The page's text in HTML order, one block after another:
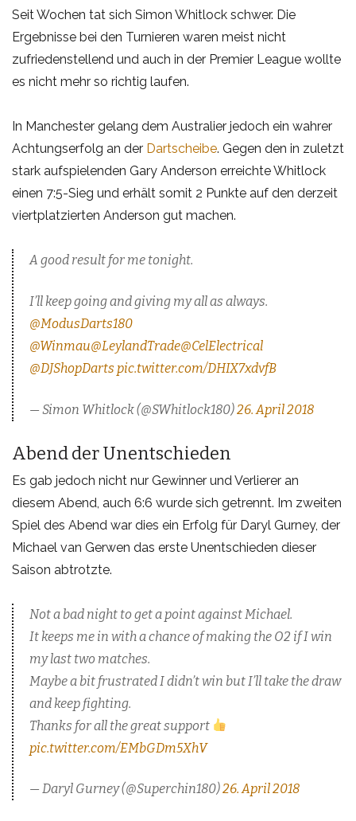
Seit Wochen tat sich Simon Whitlock schwer. Die
Ergebnisse bei den Turnieren waren meist nicht
zufriedenstellend und auch in der Premier League wollte
es nicht mehr so richtig laufen.
In Manchester gelang dem Australier jedoch ein wahrer
Achtungserfolg an der Dartscheibe. Gegen den in zuletzt
stark aufspielenden Gary Anderson erreichte Whitlock
einen 7:5-Sieg und erhält somit 2 Punkte auf den derzeit
viertplatzierten Anderson gut machen.
A good result for me tonight.
I’ll keep going and giving my all as always.
@ModusDarts180
@Winmau@LeylandTrade@CelElectrical
@DJShopDarts pic.twitter.com/DHIX7xdvfB
— Simon Whitlock (@SWhitlock180)26. April 2018
Abend der Unentschieden
Es gab jedoch nicht nur Gewinner und Verlierer an
diesem Abend, auch 6:6 wurde sich getrennt. Im zweiten
Spiel des Abend war dies ein Erfolg für Daryl Gurney, der
Michael van Gerwen das erste Unentschieden dieser
Saison abtrotzte.
Not a bad night to get a point against Michael.
It keeps me in with a chance of making the O2 if I win
my last two matches.
Maybe a bit frustrated I didn’t win but I’ll take the draw
and keep fighting.
Thanks for all the great support
pic.twitter.com/EMbGDm5XhV
— Daryl Gurney (@Superchin180)26. April 2018